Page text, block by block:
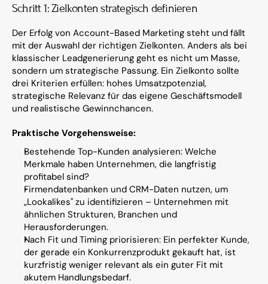
Schritt 1: Zielkonten strategisch definieren
Der Erfolg von Account-Based Marketing steht und fällt
mit der Auswahl der richtigen Zielkonten. Anders als bei
klassischer Leadgenerierung geht es nicht um Masse,
sondern um strategische Passung. Ein Zielkonto sollte
drei Kriterien erfüllen: hohes Umsatzpotenzial,
strategische Relevanz für das eigene Geschäftsmodell
und realistische Gewinnchancen.
Praktische Vorgehensweise:
Bestehende Top-Kunden analysieren: Welche
Merkmale haben Unternehmen, die langfristig
profitabel sind?
Firmendatenbanken und CRM-Daten nutzen, um
„Lookalikes" zu identifizieren – Unternehmen mit
ähnlichen Strukturen, Branchen und
Herausforderungen.
Nach Fit und Timing priorisieren: Ein perfekter Kunde,
der gerade ein Konkurrenzprodukt gekauft hat, ist
kurzfristig weniger relevant als ein guter Fit mit
akutem Handlungsbedarf.